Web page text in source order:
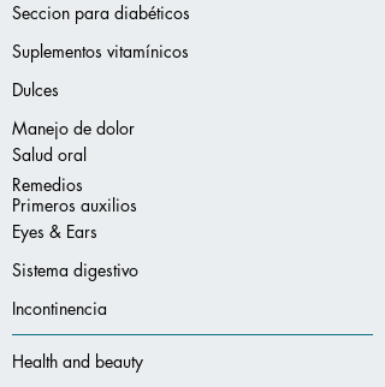
Seccion para diabéticos
Suplementos vitamínicos
Dulces
Manejo de dolor
Salud oral
Remedios
Primeros auxilios
Eyes & Ears
Sistema digestivo
Incontinencia
Health and beauty